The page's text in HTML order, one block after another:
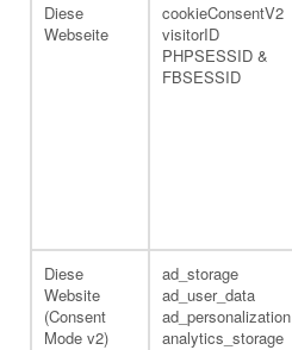
Diese
Webseite
cookieConsentV2
visitorID
PHPSESSID &
FBSESSID
Diese
Website
(Consent
Mode v2)
ad_storage
ad_user_data
ad_personalization
analytics_storage